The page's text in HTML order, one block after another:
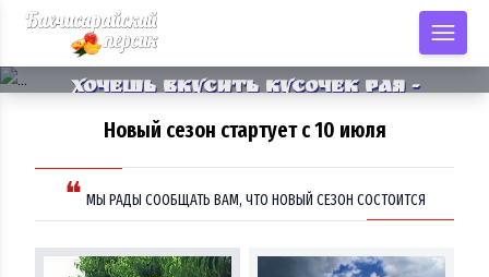
Хочешь вкусить кусочек рая -
попробуй персик из Бахчисарая!
Новый сезон стартует с 10 июля
❝ МЫ РАДЫ СООБЩАТЬ ВАМ, ЧТО НОВЫЙ СЕЗОН СОСТОИТСЯ